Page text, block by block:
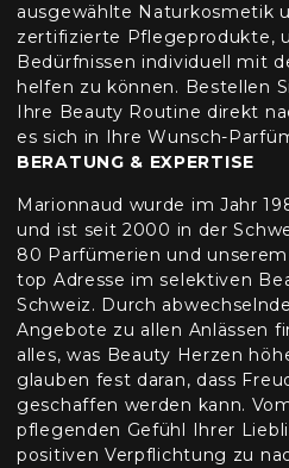
ausgewählte Naturkosmetik
zertifizierte Pflegeprodukte,
Bedürfnissen individuell mit
helfen zu können. Bestellen
Ihre Beauty Routine direkt
es sich in Ihre Wunsch-
BERATUNG & EXPERTISE
Marionnaud wurde im Jahr
und ist seit 2000 in der
80 Parfümerien und
top Adresse im selektiven
Schweiz. Durch
Angebote zu allen Anlässen
alles, was Beauty Herzen
glauben fest daran, dass
geschaffen werden kann.
pflegenden Gefühl Ihrer
positiven Verpflichtung zu